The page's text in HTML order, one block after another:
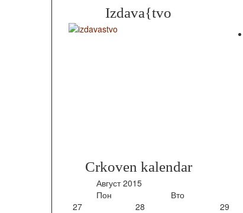
Izdava{tvo
Crkoven kalendar
Август 2015
Пон
Вто
27
28 29